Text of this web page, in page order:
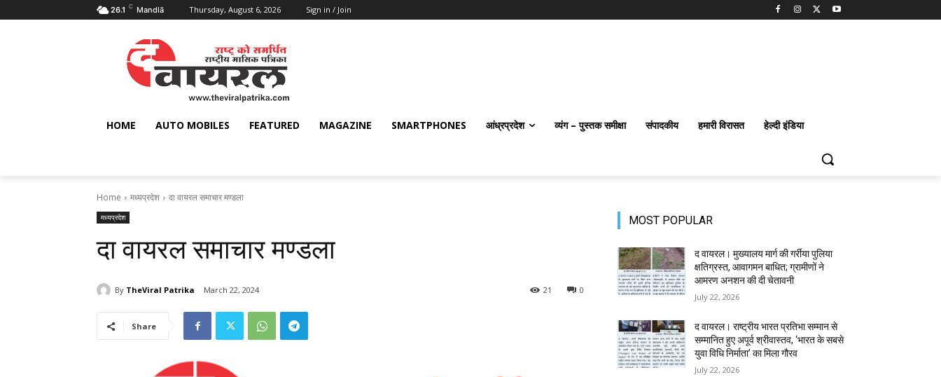
26.1 C Mandlā Thursday, August 6, 2026 Sign in / Join
HOME AUTO MOBILES FEATURED MAGAZINE SMARTPHONES आंध्रप्रदेश व्यंग – पुस्तक समीक्षा संपादकीय हमारी विरासत हेल्दी इंडिया
Home मध्यप्रदेश दा वायरल समाचार मण्‍डला
मध्यप्रदेश
दा वायरल समाचार मण्‍डला
By TheViral Patrika March 22, 2024 0
21
Share
MOST POPULAR
द वायरल। मुख्यालय मार्ग की गर्रीया पुलिया
क्षतिग्रस्त, आवागमन बाधित; ग्रामीणों ने
आमरण अनशन की दी चेतावनी
July 22, 2026
द वायरल। राष्ट्रीय भारत प्रतिभा सम्मान से
सम्मानित हुए अपूर्व श्रीवास्तव, ‘भारत के सबसे
युवा विधि निर्माता’ का मिला गौरव
July 22, 2026